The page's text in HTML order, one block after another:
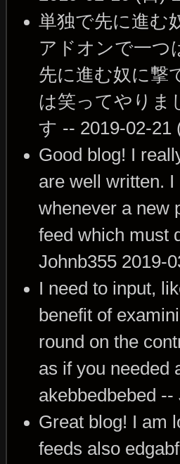
単独で先に進む
アドオンで一つ
先に進む奴に撃
は笑ってやりま
す -- 2019-02-21
Good blog! I
are well written.
whenever a new
feed which must
Johnb355 2019-
I need to input,
benefit of
round on the
as if you needed
akebbedbebed
Great blog! I am
feeds also